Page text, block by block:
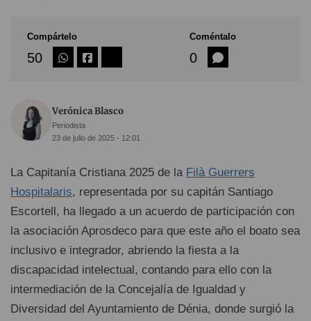
Compártelo
50
Coméntalo
0
Verónica Blasco
Periodista
23 de julio de 2025 - 12:01
La Capitanía Cristiana 2025 de la Filà Guerrers
Hospitalaris, representada por su capitán Santiago
Escortell, ha llegado a un acuerdo de participación con
la asociación Aprosdeco para que este año el boato sea
inclusivo e integrador, abriendo la fiesta a la
discapacidad intelectual, contando para ello con la
intermediación de la Concejalía de Igualdad y
Diversidad del Ayuntamiento de Dénia, donde surgió la